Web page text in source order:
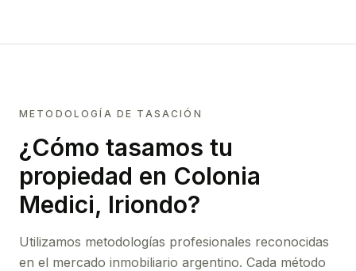
METODOLOGÍA DE TASACIÓN
¿Cómo tasamos tu
propiedad en Colonia
Medici, Iriondo?
Utilizamos metodologías profesionales reconocidas
en el mercado inmobiliario argentino. Cada método